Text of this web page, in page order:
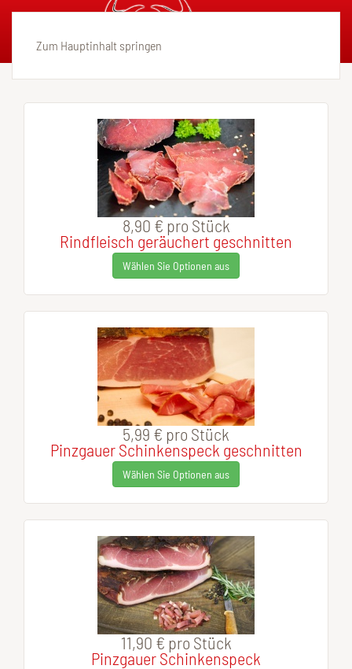
Zum Hauptinhalt springen
8,90 € pro Stück
Rindfleisch geräuchert geschnitten
Wählen Sie Optionen aus
5,99 € pro Stück
Pinzgauer Schinkenspeck geschnitten
Wählen Sie Optionen aus
11,90 € pro Stück
Pinzgauer Schinkenspeck